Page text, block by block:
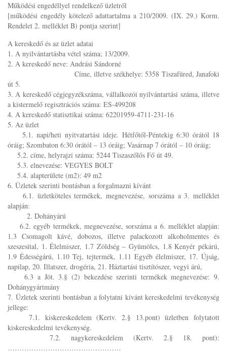
Működési engedéllyel rendelkező üzletről
[működési engedély kötelező adattartalma a 210/2009. (IX. 29.) Korm.
Rendelet 2. melléklet B) pontja szerint]
A kereskedő és az üzlet adatai
1. A nyilvántartásba vétel száma; 13/2009.
2. A kereskedő neve: Andrási Sándorné
Címe, illetve székhelye: 5358 Tiszafüred, Janafoki
út 5.
3. A kereskedő cégjegyzékszáma, vállalkozói nyilvántartási száma, illetve
a kistermelő regisztrációs száma: ES-499208
4. A kereskedő statisztikai száma: 62201959-4711-231-16
5. Az üzlet
5.1. napi/heti nyitvatartási ideje. Hétfőtől-Péntekig 6:30 órától 18
óráig; Szombaton 6:30 órától – 13 óráig; Vasárnap 7 órától – 10 óráig;
5.2. címe, helyrajzi száma: 5244 Tiszaszőlős Fő út 49.
5.3. elnevezése: VEGYES BOLT
5.4. alapterülete (m2): 49 m2
6. Üzletek szerinti bontásban a forgalmazni kívánt
6.1. üzletköteles termékek, megnevezése, sorszáma a 3. melléklet
alapján:
2. Dohányárú
6.2. egyéb termékek, megnevezése, sorszáma a 6. melléklet alapján:
1.3 Csomagolt kávé, dobozos, illetve palackozott alkoholmentes és
szeszesital, 1. Élelmiszer, 1.7 Zöldség – Gyümölcs, 1.8 Kenyér pékárú,
1.9 Édességárú, 1.10 Tej, tejtermék, 1.11 Egyéb élelmiszer, 17. Újság,
napilap, 20. Illatszer, drogéria, 21. Háztartási tisztítószer, vegyi árú,
6.3 a Jöt. 3.§ (2) bekezdése szerinti termékek megnevezése: 9.
Dohánygyártmány
7. Üzletek szerinti bontásban a folytatni kívánt kereskedelmi tevékenység
jellege:
7.1. kiskereskedelem (Kertv. 2.§ 13.pont) üzletben folytatott
kiskereskedelmi tevékenység.
7.2. nagykereskedelem (Kertv. 2.§ 18. pont):
…………………………………………